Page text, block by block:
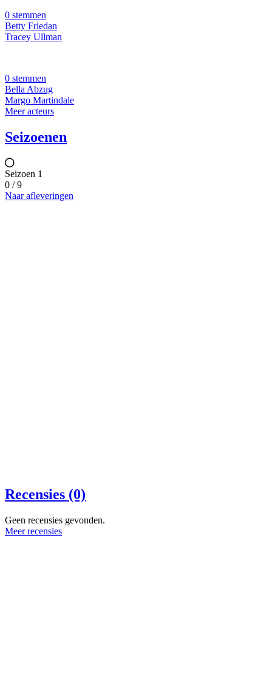
0 stemmen
Betty Friedan
Tracey Ullman
0 stemmen
Bella Abzug
Margo Martindale
Meer acteurs
Seizoenen
Seizoen 1
0 / 9
Naar afleveringen
Recensies (0)
Geen recensies gevonden.
Meer recensies